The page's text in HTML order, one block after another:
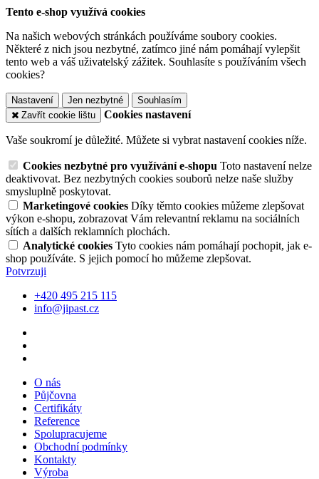
Tento e-shop využívá cookies
Na našich webových stránkách používáme soubory cookies.
Některé z nich jsou nezbytné, zatímco jiné nám pomáhají vylepšit
tento web a váš uživatelský zážitek. Souhlasíte s používáním všech
cookies?
Nastavení Jen nezbytné
Souhlasím
Zavřít cookie lištu
Cookies nastavení
Vaše soukromí je důležité. Můžete si vybrat nastavení cookies níže.
Cookies nezbytné pro využívání e-shopu Toto nastavení nelze
deaktivovat. Bez nezbytných cookies souborů nelze naše služby
smysluplně poskytovat.
Marketingové cookies Díky těmto cookies můžeme zlepšovat
výkon e-shopu, zobrazovat Vám relevantní reklamu na sociálních
sítích a dalších reklamních plochách.
Analytické cookies Tyto cookies nám pomáhají pochopit, jak e-
shop používáte. S jejich pomocí ho můžeme zlepšovat.
Potvrzuji
+420 495 215 115
info@jipast.cz
O nás
Půjčovna
Certifikáty
Reference
Spolupracujeme
Obchodní podmínky
Kontakty
Výroba